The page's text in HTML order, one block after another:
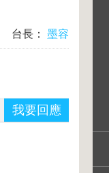
台長： 墨容
我要回應